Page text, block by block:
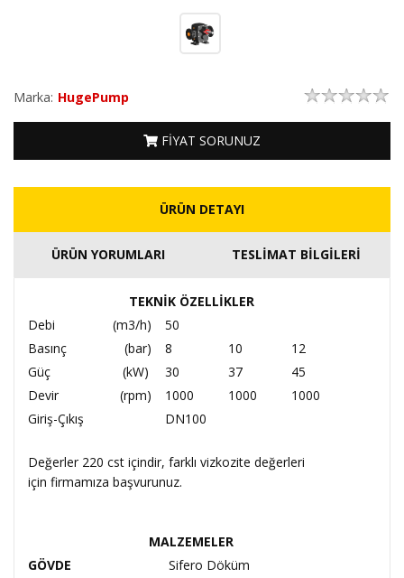
Marka: HugePump
FİYAT SORUNUZ
ÜRÜN DETAYI
ÜRÜN YORUMLARI TESLİMAT BİLGİLERİ
TEKNİK ÖZELLİKLER
Debi (m3/h)
50
Basınç (bar) 8 10
12
Güç (kW) 30 37
45
Devir
(rpm) 1000 1000
1000
Giriş-Çıkış
DN100
Değerler 220 cst içindir, farklı vizkozite değerleri
için firmamıza başvurunuz.
MALZEMELER
GÖVDE
Sifero Döküm